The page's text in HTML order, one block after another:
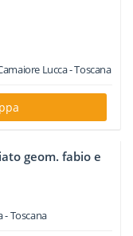
Lucca -Toscana
geom. fabio e
-Toscana